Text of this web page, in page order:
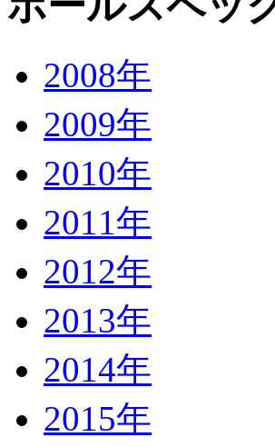
2008年
2009年
2010年
2011年
2012年
2013年
2014年
2015年